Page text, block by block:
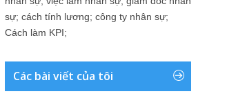
sự; cách tính lương; công ty nhân sự;
Cách làm KPI;
Các bài viết của tôi